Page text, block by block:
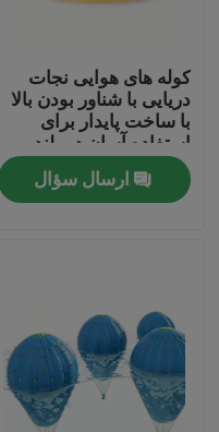
محصولات
فیلم های
کوله های هوایی نجات
دریایی با شناور بودن بالا
با ساخت پایدار برای
استفاده آسان در بلند
کردن زیر آب
ارسال سؤال